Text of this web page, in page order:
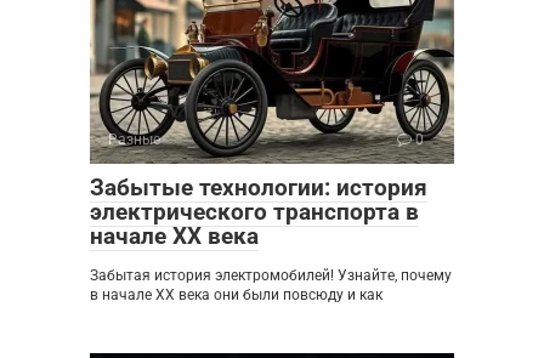
Разные 0
Забытые технологии: история
электрического транспорта в
начале XX века
Забытая история электромобилей! Узнайте, почему
в начале XX века они были повсюду и как